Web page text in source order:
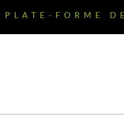
au
principal
PLATE-FORME